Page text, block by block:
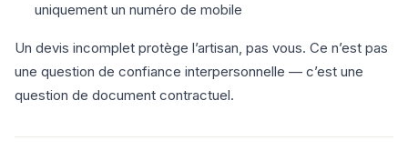
uniquement un numéro de mobile
Un devis incomplet protège l’artisan, pas vous. Ce n’est pas
une question de confiance interpersonnelle — c’est une
question de document contractuel.